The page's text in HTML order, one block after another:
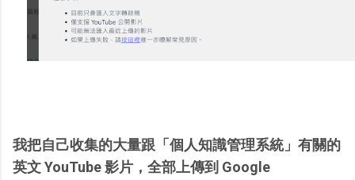
我把自己收集的大量跟「個人知識管理系統」有關的
英文 YouTube 影片，全部上傳到 Google